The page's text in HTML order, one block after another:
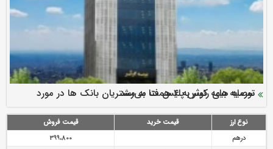
ارزش سهام عدالت بالا رفت
سرمایه بیمه کوثر به ۴ همت می‌رسد
نود ثانیه با فولاد سنگان
تقدیر دبیرکل سندیکای بیمه گران ایران از اقدامات مدیرعامل بیمه
رازی
توصیه های رئیس پلیس فتا به مشتریان بانک ها در مورد
پیشگیری از سرقت های مجازی
نوع ارز قیمت خرید
قیمت فروش
درهم
399،800